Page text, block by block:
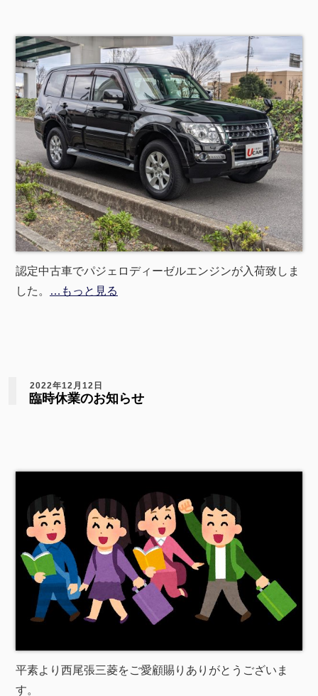
認定中古車でパジェロディーゼルエンジンが入荷致しま
した。
…もっと見る
2022年12月12日
臨時休業のお知らせ
平素より西尾張三菱をご愛顧賜りありがとうございま
す。